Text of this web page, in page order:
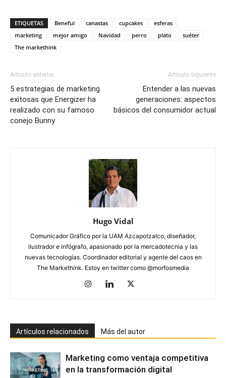
ETIQUETAS Beneful canastas cupcakes
esferas
marketing
mejor amigo Navidad perro plato
suéter
The markethink
Artículo anterior
5 estrategias de marketing
exitosas que Energizer ha
realizado con su famoso
conejo Bunny
Artículo siguiente
Entender a las nuevas
generaciones: aspectos
básicos del consumidor actual
Hugo Vidal
Comunicador Gráfico por la UAM Azcapotzalco, diseñador,
ilustrador e infógrafo, apasionado por la mercadotecnia y las
nuevas tecnologías. Coordinador editorial y agente del caos en
The Markethink. Estoy en twitter como @morfosmedia
Artículos relacionados Más del autor
Marketing como ventaja competitiva
en la transformación digital